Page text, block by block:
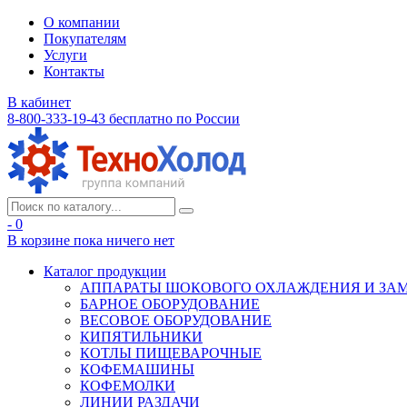
О компании
Покупателям
Услуги
Контакты
В кабинет
8-800-333-19-43 бесплатно по России
- 0
В корзине пока ничего нет
Каталог продукции
АППАРАТЫ ШОКОВОГО ОХЛАЖДЕНИЯ И
БАРНОЕ ОБОРУДОВАНИЕ
ВЕСОВОЕ ОБОРУДОВАНИЕ
КИПЯТИЛЬНИКИ
КОТЛЫ ПИЩЕВАРОЧНЫЕ
КОФЕМАШИНЫ
КОФЕМОЛКИ
ЛИНИИ РАЗДАЧИ